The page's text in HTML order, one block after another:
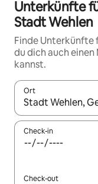
Unterkünfte
Stadt Wehlen
Finde Unterkünfte
du dich auch
kannst.
Ort
Wenn Ergebnisse
Check-in
Check-out